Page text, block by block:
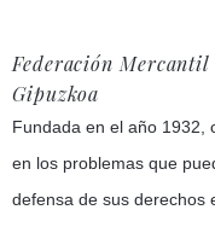
Federación Mercantil
Gipuzkoa
Fundada en el año 1932,
en los problemas que
defensa de sus derechos